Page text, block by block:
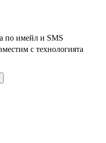
по имейл и SMS
с технологията